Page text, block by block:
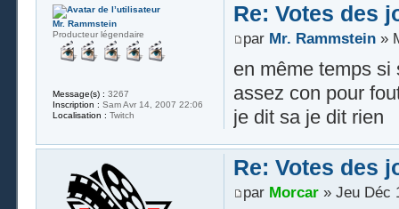
Re: Votes des
par Mr. Rammstein»
en même temps
assez con pour
je dit sa je dit rien
Mr. Rammstein
Producteur légendaire
Message(s) : 3267
Inscription : Sam Avr 14, 2007 22:06
Localisation : Twitch
Re: Votes des
par Morcar» Jeu Déc